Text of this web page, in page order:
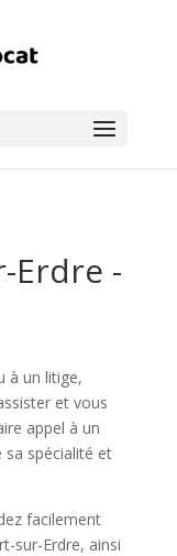
Erdre -
à un litige,
et vous
appel à un
spécialité et
facilement
sur-Erdre, ainsi